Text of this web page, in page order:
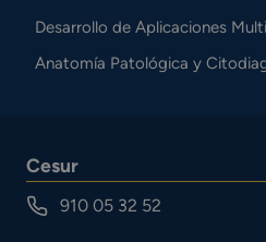
Desarrollo de Aplicaciones
Anatomía Patológica y
Cesur
910 05 32 52